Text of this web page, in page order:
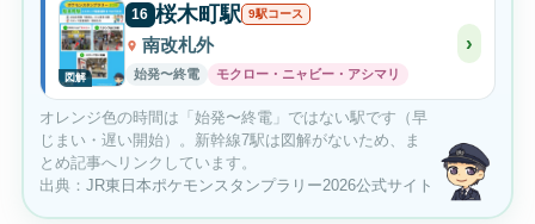
図解
16 桜木町駅 9駅コース
南改札外
始発〜終電 モクロー・ニャビー・アシマリ
›
オレンジ色の時間は「始発〜終電」ではない駅です（早
じまい・遅い開始）。新幹線7駅は図解がないため、ま
とめ記事へリンクしています。
出典： JR東日本ポケモンスタンプラリー2026公式サイト